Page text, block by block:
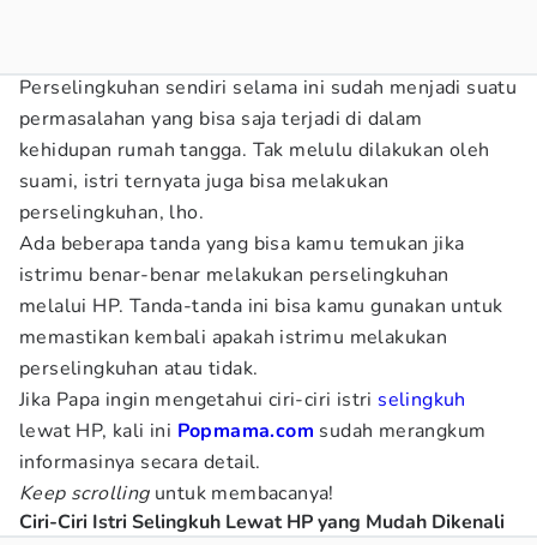
Perselingkuhan sendiri selama ini sudah menjadi suatu
permasalahan yang bisa saja terjadi di dalam
kehidupan rumah tangga. Tak melulu dilakukan oleh
suami, istri ternyata juga bisa melakukan
perselingkuhan, lho.
Ada beberapa tanda yang bisa kamu temukan jika
istrimu benar-benar melakukan perselingkuhan
melalui HP. Tanda-tanda ini bisa kamu gunakan untuk
memastikan kembali apakah istrimu melakukan
perselingkuhan atau tidak.
Jika Papa ingin mengetahui ciri-ciri istri selingkuh
lewat HP, kali ini Popmama.com sudah merangkum
informasinya secara detail.
Keep scrollinguntuk membacanya!
Ciri-Ciri Istri Selingkuh Lewat HP yang Mudah Dikenali